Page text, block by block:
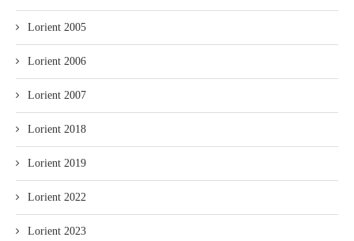
Lorient 2005
Lorient 2006
Lorient 2007
Lorient 2018
Lorient 2019
Lorient 2022
Lorient 2023